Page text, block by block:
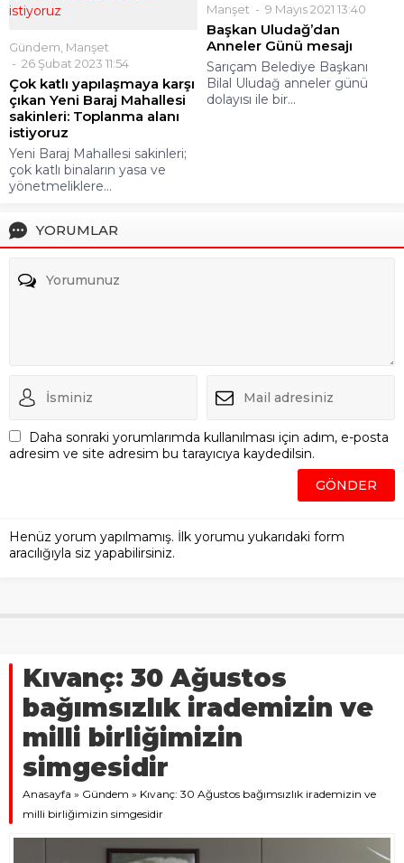
Gündem Manşet
26 Şubat 2023 11:54
Çok katlı yapılaşmaya karşı
çıkan Yeni Baraj Mahallesi
sakinleri: Toplanma alanı
istiyoruz
Yeni Baraj Mahallesi sakinleri;
çok katlı binaların yasa ve
yönetmeliklere...
Manşet 9 Mayıs 2021 13:40
Başkan Uludağ’dan
Anneler Günü mesajı
Sarıçam Belediye Başkanı
Bilal Uludağ anneler günü
dolayısı ile bir...
YORUMLAR
Daha sonraki yorumlarımda kullanılması için adım, e-posta
adresim ve site adresim bu tarayıcıya kaydedilsin.
Henüz yorum yapılmamış. İlk yorumu yukarıdaki form
aracılığıyla siz yapabilirsiniz.
Kıvanç: 30 Ağustos
bağımsızlık irademizin ve
milli birliğimizin
simgesidir
Anasayfa » Gündem » Kıvanç: 30 Ağustos bağımsızlık irademizin ve
milli birliğimizin simgesidir